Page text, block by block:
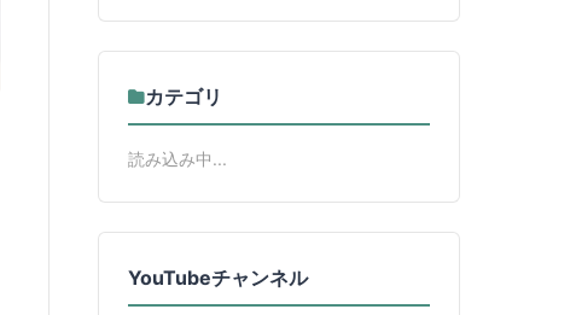
カテゴリ
読み込み中...
YouTubeチャンネル